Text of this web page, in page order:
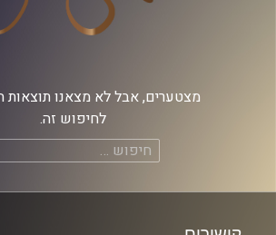
מצטערים, אבל לא מצאנו תוצאות
לחיפוש זה.
חיפוש: